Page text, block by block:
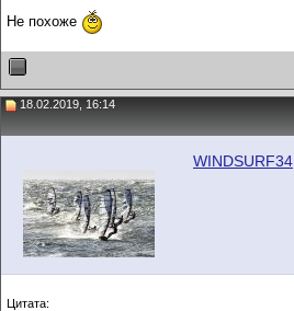
Не похоже
18.02.2019, 16:14
WINDSURF34
Цитата: